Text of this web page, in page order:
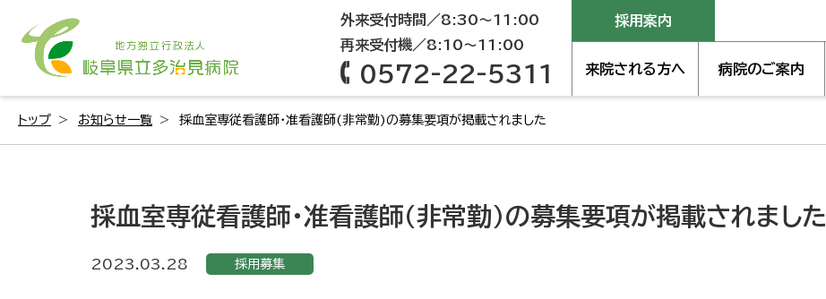
外来受付時間／8:30～11:00
再来受付機／8:10～11:00
0572-22-5311
採用案内
来院される方へ 病院のご案内
トップ お知らせ一覧 採血室専従看護師・准看護師(非常勤)の募集要項が掲載されました
採血室専従看護師・准看護師(非常勤)の募集要項が掲載されました
2023.03.28 採用募集